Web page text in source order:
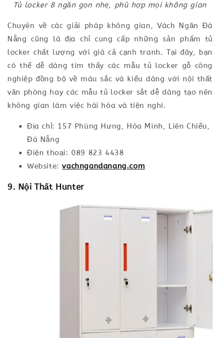
Tủ locker 8 ngăn gọn nhẹ, phù hợp mọi không gian
Chuyên về các giải pháp không gian, Vách Ngăn Đà
Nẵng cũng là địa chỉ cung cấp những sản phẩm tủ
locker chất lượng với giá cả cạnh tranh. Tại đây, bạn
có thể dễ dàng tìm thấy các mẫu tủ locker gỗ công
nghiệp đồng bộ về màu sắc và kiểu dáng với nội thất
văn phòng hay các mẫu tủ locker sắt dễ dàng tạo nên
không gian làm việc hài hòa và tiện nghi.
Địa chỉ: 157 Phùng Hưng, Hòa Minh, Liên Chiểu,
Đà Nẵng
Điện thoại: 089 823 4438
Website:vachngandanang.com
9. Nội Thất Hunter